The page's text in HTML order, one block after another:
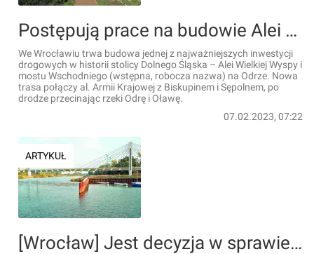
Postępują prace na budowie Alei Wielkiej Wyspy i mostu Wschodniego we Wrocławiu [FILM + WIZUALIZACJE]
We Wrocławiu trwa budowa jednej z najważniejszych inwestycji
drogowych w historii stolicy Dolnego Śląska – Alei Wielkiej Wyspy i
mostu Wschodniego (wstępna, robocza nazwa) na Odrze. Nowa
trasa połączy al. Armii Krajowej z Biskupinem i Sępolnem, po
drodze przecinając rzeki Odrę i Oławę.
07.02.2023, 07:22
ARTYKUŁ
[Wrocław] Jest decyzja w sprawie Alei Wielkiej Wyspy. Droga powstanie za miejskie pieniądze